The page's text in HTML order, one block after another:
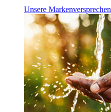
Unsere Markenversprechen